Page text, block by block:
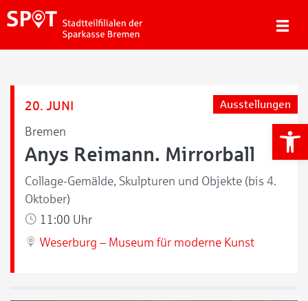
20. JUNI
Bremen
Ausstellungen
Anys Reimann. Mirrorball
Collage-Gemälde, Skulpturen und Objekte (bis 4.
Oktober)
11:00 Uhr
Weserburg – Museum für moderne Kunst